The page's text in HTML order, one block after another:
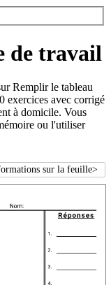
de travail
Remplir le tableau
exercices avec corrigé
à domicile. Vous
ou l'utiliser
sur la feuille>